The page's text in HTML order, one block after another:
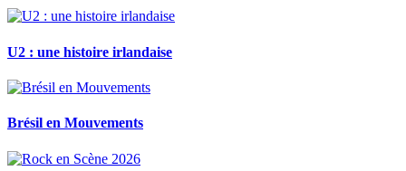
U2 : une histoire irlandaise
Brésil en Mouvements